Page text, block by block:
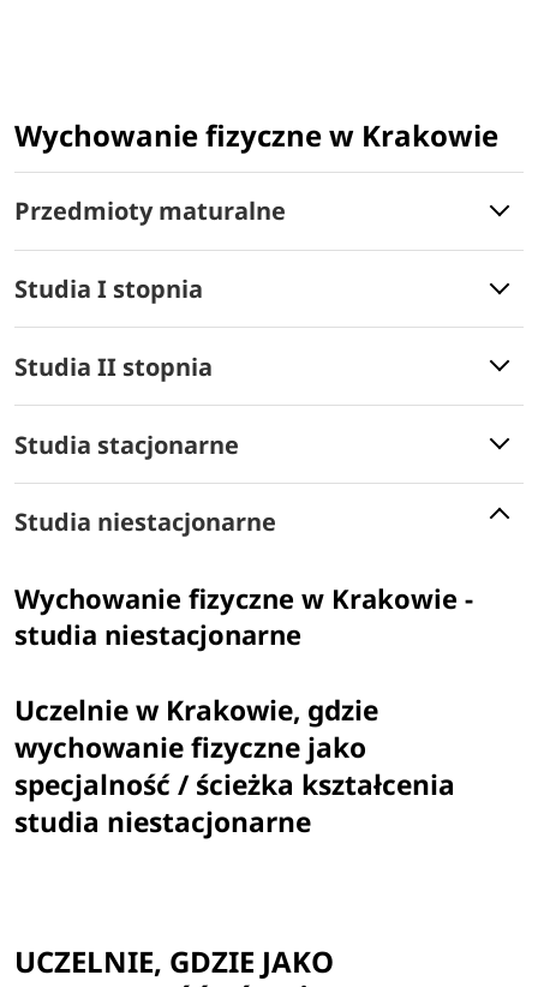
Wychowanie fizyczne w Krakowie
Przedmioty maturalne
Studia I stopnia
Studia II stopnia
Studia stacjonarne
Studia niestacjonarne
Wychowanie fizyczne w Krakowie -
studia niestacjonarne
Uczelnie w Krakowie, gdzie
wychowanie fizyczne jako
specjalność / ścieżka kształcenia
studia niestacjonarne
UCZELNIE, GDZIE JAKO